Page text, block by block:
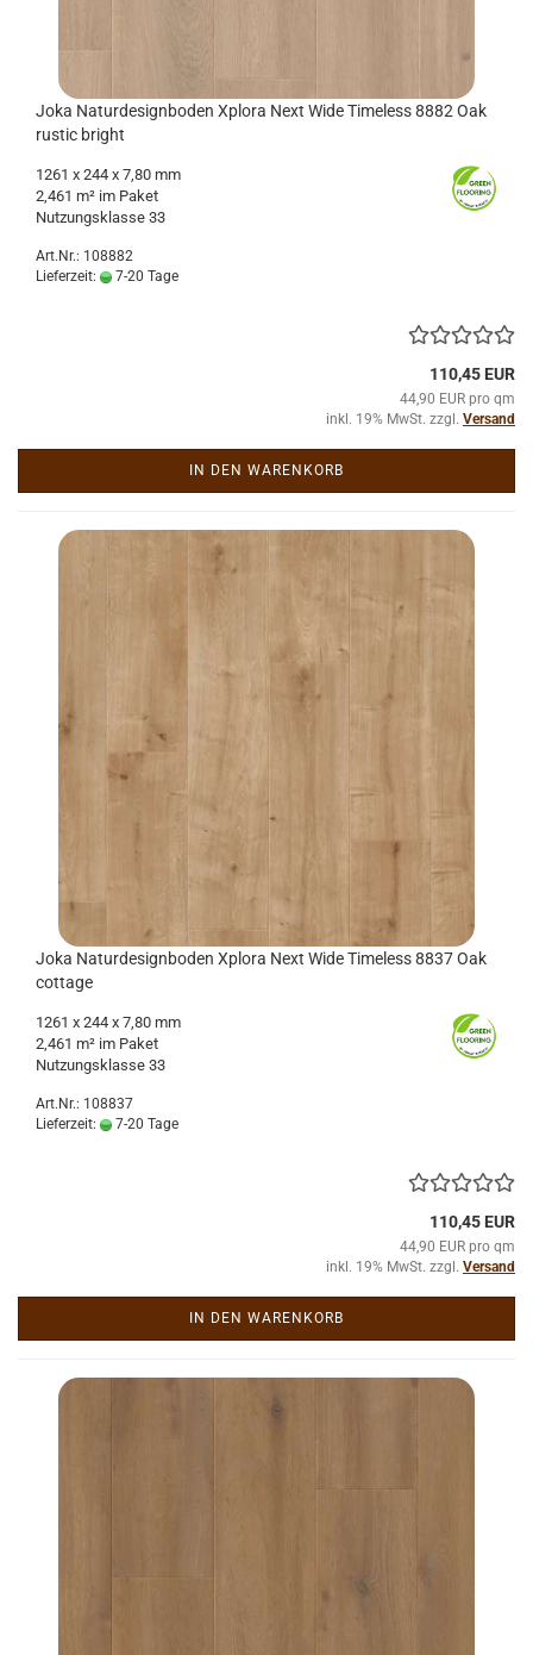
Joka Na­tur­de­sign­bo­den Xplo­ra Next Wide Ti­me­l­ess 8882 Oak
rustic bright
1261 x 244 x 7,80 mm
2,461 m² im Paket
Nut­zungs­klas­se 33
Art.Nr.: 108882
Lieferzeit:
7-20 Tage
110,45 EUR
44,90 EUR pro qm
inkl. 19% MwSt. zzgl. Versand
IN DEN WARENKORB
Joka Na­tur­de­sign­bo­den Xplo­ra Next Wide Ti­me­l­ess 8837 Oak
cot­ta­ge
1261 x 244 x 7,80 mm
2,461 m² im Paket
Nut­zungs­klas­se 33
Art.Nr.: 108837
Lieferzeit:
7-20 Tage
110,45 EUR
44,90 EUR pro qm
inkl. 19% MwSt. zzgl. Versand
IN DEN WARENKORB